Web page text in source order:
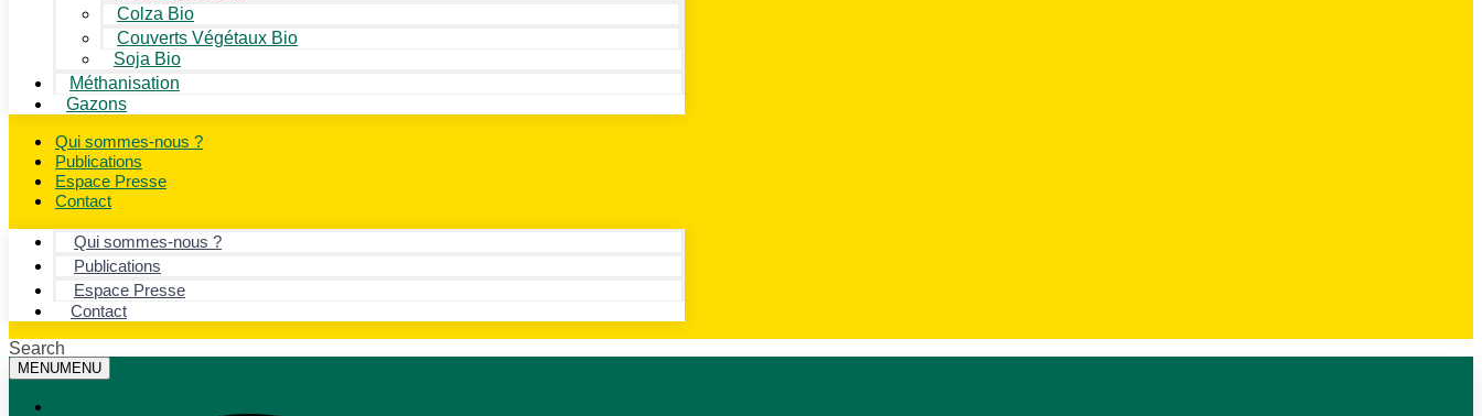
Colza Bio
Couverts Végétaux Bio
Soja Bio
Méthanisation
Gazons
Qui sommes-nous ?
Publications
Espace Presse
Contact
Qui sommes-nous ?
Publications
Espace Presse
Contact
Search
MENUMENU